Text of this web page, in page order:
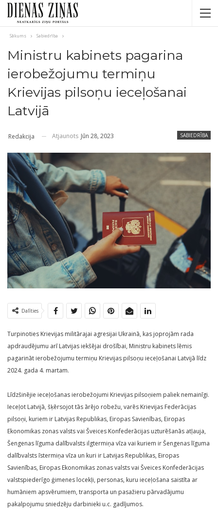
Sākums Sabiedrība
Ministru kabinets pagarina
ierobežojumu termiņu
Krievijas pilsoņu ieceļošanai
Latvijā
SABIEDRĪBA
Redakcija Atjaunots Jūn 28, 2023
Dalīties
Turpinoties Krievijas militārajai agresijai Ukrainā, kas joprojām rada
apdraudējumu arī Latvijas iekšējai drošībai, Ministru kabinets lēmis
pagarināt ierobežojumu termiņu Krievijas pilsoņu ieceļošanai Latvijā līdz
2024. gada 4. martam.
Līdzšinējie ieceļošanas ierobežojumi Krievijas pilsoņiem paliek nemainīgi.
Ieceļot Latvijā, šķērsojot tās ārējo robežu, varēs Krievijas Federācijas
pilsoņi, kuriem ir Latvijas Republikas, Eiropas Savienības, Eiropas
Ekonomikas zonas valsts vai Šveices Konfederācijas uzturēšanās atļauja,
Šengenas līguma dalībvalsts ilgtermiņa vīza vai kuriem ir Šengenas līguma
dalībvalsts īstermiņa vīza un kuri ir Latvijas Republikas, Eiropas
Savienības, Eiropas Ekonomikas zonas valsts vai Šveices Konfederācijas
valstspiederīgo ģimenes locekļi, personas, kuru ieceļošana saistīta ar
humāniem apsvērumiem, transporta un pasažieru pārvadājumu
pakalpojumu sniedzēju darbinieki u.c. gadījumos.